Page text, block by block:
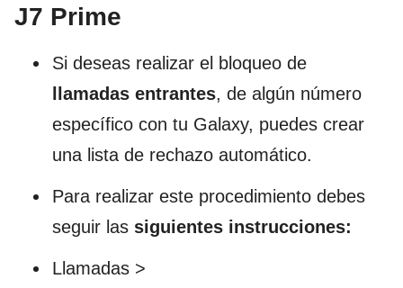
J7 Prime
Si deseas realizar el bloqueo de
llamadas entrantes, de algún número
específico con tu Galaxy, puedes crear
una lista de rechazo automático.
Para realizar este procedimiento debes
seguir las siguientes instrucciones:
Llamadas >